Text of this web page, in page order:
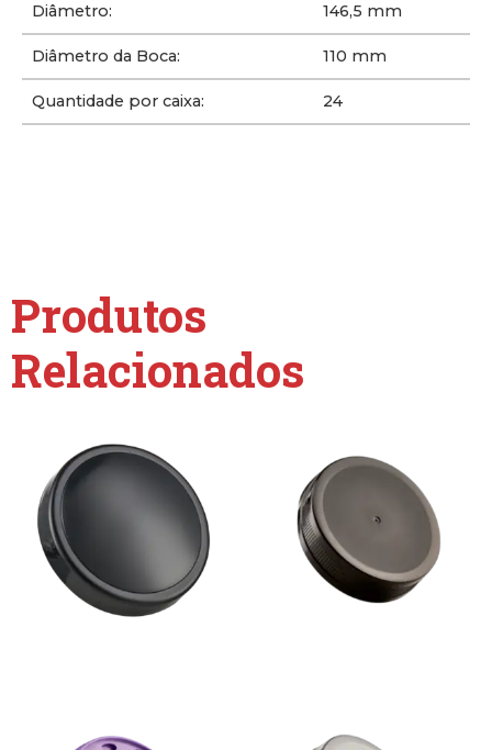
Diâmetro: 146,5 mm
Diâmetro da Boca: 110 mm
Quantidade por caixa: 24
Produtos
Relacionados